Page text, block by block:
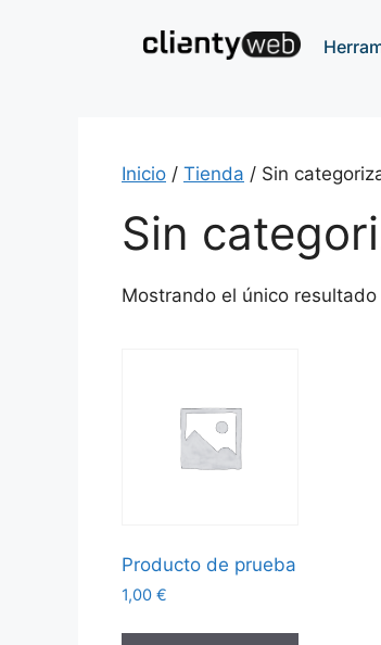
Inicio / Tienda / Sin
Sin
Mostrando el único resultado
Producto de prueba
1,00 €